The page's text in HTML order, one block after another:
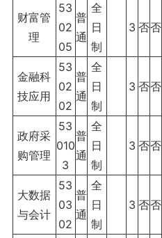
财富管
理
53
02
05
普
通
全
日
制
3 否否
金融科
技应用
53
02
02
普
通
全
日
制
3 否否
政府采
购管理
53
010
3
普
通
全
日
制
3 否否
大数据
与会计
53
03
02
普
通
全
日
制
3 否否